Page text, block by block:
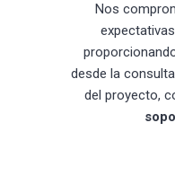
Nos
desde la
del proyecto,